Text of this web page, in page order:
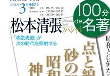
『ノートル=ダム・ド・パリ』
を読みたくなるフレーズ